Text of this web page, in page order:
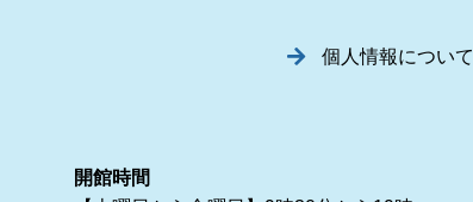
個人情報について
開館時間